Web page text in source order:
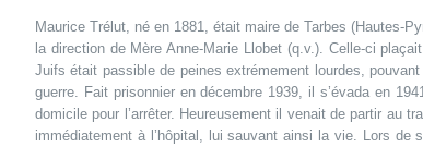
Maurice Trélut, né en 1881, était maire de Tarbes (Hautes-
la direction de Mère Anne-Marie Llobet (q.v.). Celle-ci
Juifs était passible de peines extrémement lourdes,
guerre. Fait prisonnier en décembre 1939, il s’évada en
domicile pour l’arrêter. Heureusement il venait de partir au
immédiatement à l’hôpital, lui sauvant ainsi la vie. Lors de